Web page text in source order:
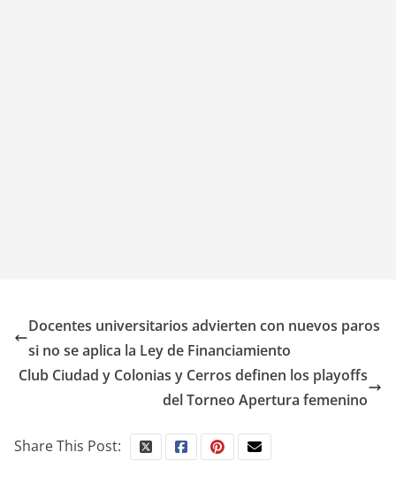
Docentes universitarios advierten con nuevos paros
si no se aplica la Ley de Financiamiento
Club Ciudad y Colonias y Cerros definen los playoffs
del Torneo Apertura femenino
Share This Post: